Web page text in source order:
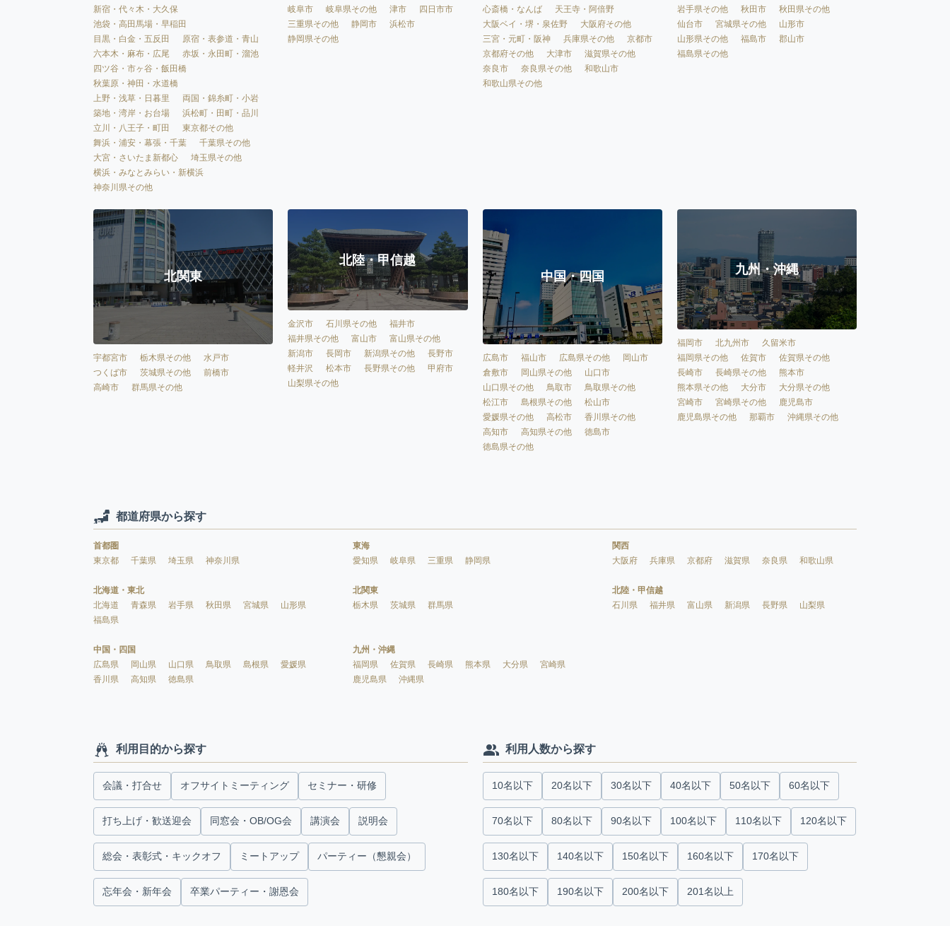
新宿・代々木・大久保
池袋・高田馬場・早稲田
目黒・白金・五反田
原宿・表参道・青山
六本木・麻布・広尾
赤坂・永田町・溜池
四ツ谷・市ヶ谷・飯田橋
秋葉原・神田・水道橋
上野・浅草・日暮里
両国・錦糸町・小岩
築地・湾岸・お台場
浜松町・田町・品川
立川・八王子・町田
東京都その他
舞浜・浦安・幕張・千葉
千葉県その他
大宮・さいたま新都心
埼玉県その他
横浜・みなとみらい・新横浜
神奈川県その他
岐阜市
岐阜県その他 津市
四日市市
三重県その他
静岡市
浜松市
静岡県その他
心斎橋・なんば
天王寺・阿倍野
大阪ベイ・堺・泉佐野
大阪府その他
三宮・元町・阪神
兵庫県その他
京都市
京都府その他
大津市
滋賀県その他
奈良市
奈良県その他
和歌山市
和歌山県その他
岩手県その他
秋田市
秋田県その他
仙台市
宮城県その他
山形市
山形県その他
福島市
郡山市
福島県その他
北関東
宇都宮市 栃木県その他
水戸市
つくば市
茨城県その他
前橋市
高崎市
群馬県その他
北陸・甲信越
金沢市 石川県その他
福井市
福井県その他
富山市
富山県その他
新潟市
長岡市 新潟県その他
長野市
軽井沢
松本市 長野県その他
甲府市
山梨県その他
中国・四国
広島市 福山市 広島県その他
岡山市
倉敷市
岡山県その他
山口市
山口県その他
鳥取市
鳥取県その他
松江市
島根県その他
松山市
愛媛県その他
高松市
香川県その他
高知市
高知県その他
徳島市
徳島県その他
九州・沖縄
福岡市 北九州市
久留米市
福岡県その他
佐賀市
佐賀県その他
長崎市
長崎県その他
熊本市
熊本県その他
大分市
大分県その他
宮崎市
宮崎県その他
鹿児島市
鹿児島県その他
那覇市 沖縄県その他
都道府県から探す
首都圏
東京都
千葉県 埼玉県 神奈川県
東海
愛知県
岐阜県 三重県 静岡県
関西
大阪府
兵庫県 京都府 滋賀県 奈良県 和歌山県
北海道・東北
北海道
青森県 岩手県 秋田県 宮城県
山形県
福島県
北関東
栃木県
茨城県 群馬県
北陸・甲信越
石川県
福井県 富山県 新潟県 長野県 山梨県
中国・四国
広島県
岡山県 山口県 鳥取県 島根県
愛媛県
香川県
高知県 徳島県
九州・沖縄
福岡県
佐賀県 長崎県 熊本県 大分県
宮崎県
鹿児島県
沖縄県
利用目的から探す
会議・打合せ オフサイトミーティング セミナー・研修
打ち上げ・歓送迎会 同窓会・OB/OG会 講演会 説明会
総会・表彰式・キックオフ ミートアップ パーティー（懇親会）
忘年会・新年会 卒業パーティー・謝恩会
利用人数から探す
10名以下 20名以下 30名以下 40名以下 50名以下 60名以下
70名以下 80名以下 90名以下 100名以下 110名以下 120名以下
130名以下 140名以下 150名以下 160名以下 170名以下
180名以下 190名以下 200名以下 201名以上